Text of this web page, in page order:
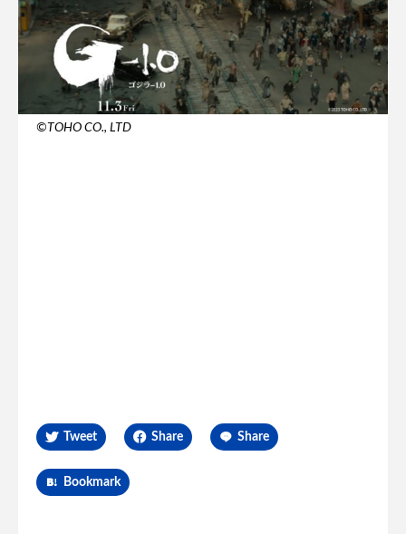
©TOHO CO., LTD
Tweet Share Share
Bookmark